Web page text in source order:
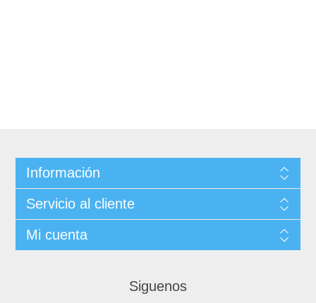
Información
Servicio al cliente
Mi cuenta
Siguenos